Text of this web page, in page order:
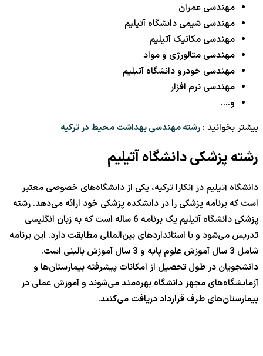
مهندسی عمران
مهندسی شیمی دانشگاه آتیلیم
مهندسی مکانیک آتیلیم
مهندسی متالورژی و مواد
مهندسی خودرو دانشگاه آتیلیم
مهندسی نرم افزار
و….
بیشتر بخوانید : رشته مهندسی بهداشت محیط در ترکیه
رشته پزشکی دانشگاه آتیلیم
دانشگاه آتیلیم در آنکارا ترکیه، یکی از دانشگاه‌های خصوصی معتبر
است که برنامه پزشکی را در دانشکده پزشکی خود ارائه می‌دهد. رشته
پزشکی دانشگاه آتیلیم یک برنامه 6 ساله است که به زبان انگلیسی
تدریس می‌شود و با استانداردهای بین‌المللی مطابقت دارد. این برنامه
شامل 3 سال آموزش علوم پایه و 3 سال آموزش بالینی است.
دانشجویان در طول تحصیل از امکانات پیشرفته بیمارستان‌ها و
آزمایشگاه‌های مجهز دانشگاه بهره‌مند می‌شوند و آموزش عملی در
بیمارستان‌های طرف قرارداد دریافت می‌کنند.